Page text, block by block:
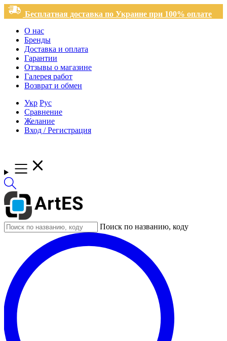
Бесплатная доставка по Украине при 100% оплате
О нас
Бренды
Доставка и оплата
Гарантии
Отзывы о магазине
Галерея работ
Возврат и обмен
Укр Рус
Сравнение
Желание
Вход / Регистрация
Поиск по названию, коду